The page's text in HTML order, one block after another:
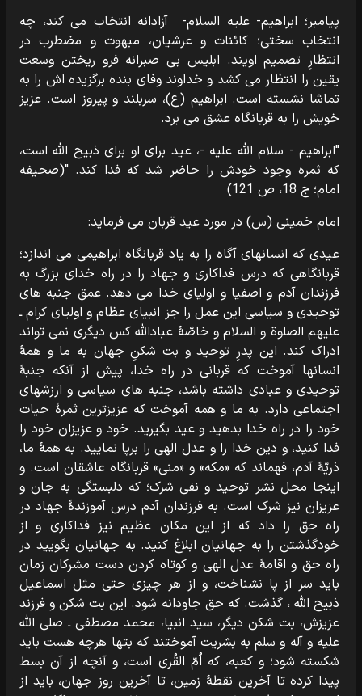
پیامبر؛ ابراهیم- علیه السلام- آزادانه انتخاب می کند، چه
انتخاب سختی؛ کائنات و عرشیان، مبهوت و مضطرب در
انتظارِ تصمیم اویند. ابلیس بی صبرانه فرو ریختن وسعت
یقین را انتظار می کشد و خداوند وفای بنده برگزیده اش را به
تماشا نشسته است. ابراهیم (ع)، سربلند و پیروز است. عزیز
خویش را به قربانگاه عشق می برد.
"ابراهیم - سلام الله علیه -، عید برای او برای ذبیح الله است،
که ثمره وجود خودش را حاضر شد که فدا کند. "(صحیفه
امام؛ ج 18، ص 121)
امام خمینی (س) در مورد عید قربان می فرماید:
عیدی که انسانهای آگاه را به یاد قربانگاه ابراهیمی می اندازد؛
قربانگاهی که درس فداکاری و جهاد را در راه خدای بزرگ به
فرزندان آدم و اصفیا و اولیای خدا می دهد. عمق جنبه های
توحیدی و سیاسی این عمل را جز انبیای عظام و اولیای کرام ـ
علیهم الصلوة و السلام و خاصّۀ عبادالله کس دیگری نمی تواند
ادراک کند. این پدرِ توحید و بت شکنِ جهان به ما و همۀ
انسانها آموخت که قربانی در راه خدا، پیش از آنکه جنبۀ
توحیدی و عبادی داشته باشد، جنبه های سیاسی و ارزشهای
اجتماعی دارد. به ما و همه آموخت که عزیزترین ثمرۀ حیات
خود را در راه خدا بدهید و عید بگیرید. خود و عزیزان خود را
فدا کنید، و دین خدا را و عدل الهی را برپا نمایید. به همۀ ما،
ذریّۀ آدم، فهماند که «مکه» و «منی» قربانگاه عاشقان است. و
اینجا محل نشر توحید و نفی شرک؛ که دلبستگی به جان و
عزیزان نیز شرک است. به فرزندان آدم درس آموزندۀ جهاد در
راه حق را داد که از این مکان عظیم نیز فداکاری و از
خودگذشتن را به جهانیان ابلاغ کنید. به جهانیان بگویید در
راه حق و اقامۀ عدل الهی و کوتاه کردن دست مشرکان زمان
باید سر از پا نشناخت، و از هر چیزی حتی مثل اسماعیل
ذبیح الله ، گذشت. که حق جاودانه شود. این بت شکن و فرزند
عزیزش، بت شکن دیگر، سید انبیا، محمد مصطفی ـ صلی الله
علیه و آله و سلم به بشریت آموختند که بتها هرچه هست باید
شکسته شود؛ و کعبه، که اُمّ القُری است، و آنچه از آن بسط
پیدا کرده تا آخرین نقطۀ زمین، تا آخرین روز جهان، باید از